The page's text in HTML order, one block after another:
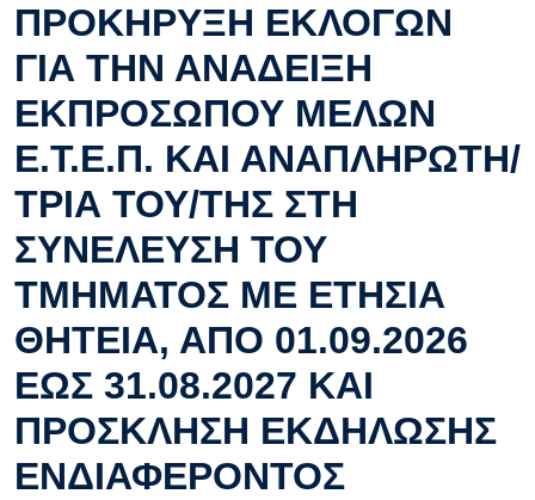
ΠΡΟΚΗΡΥΞΗ ΕΚΛΟΓΩΝ
ΓΙΑ ΤΗΝ ΑΝΑΔΕΙΞΗ
ΕΚΠΡΟΣΩΠΟΥ ΜΕΛΩΝ
Ε.Τ.Ε.Π. ΚΑΙ ΑΝΑΠΛΗΡΩΤΗ/
ΤΡΙΑ ΤΟΥ/ΤΗΣ ΣΤΗ
ΣΥΝΕΛΕΥΣΗ ΤΟΥ
ΤΜΗΜΑΤΟΣ ΜΕ ΕΤΗΣΙΑ
ΘΗΤΕΙΑ, ΑΠΟ 01.09.2026
ΕΩΣ 31.08.2027 ΚΑΙ
ΠΡΟΣΚΛΗΣΗ ΕΚΔΗΛΩΣΗΣ
ΕΝΔΙΑΦΕΡΟΝΤΟΣ